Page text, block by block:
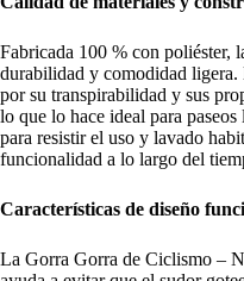
Fabricada 100 % con poliéster,
durabilidad y comodidad ligera.
por su transpirabilidad y sus
lo que lo hace ideal para
para resistir el uso y lavado
funcionalidad a lo largo del
Características de diseño
La Gorra Gorra de Ciclismo –